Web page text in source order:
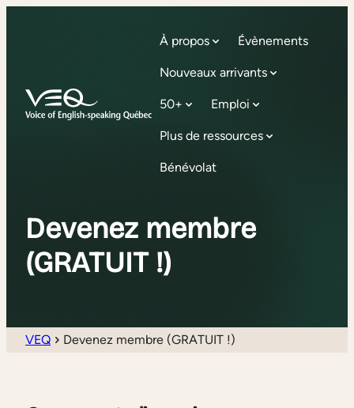
À propos Évènements
Nouveaux arrivants
50+ Emploi
Plus de ressources
Bénévolat
Devenez membre
(GRATUIT !)
VEQ Devenez membre (GRATUIT !)